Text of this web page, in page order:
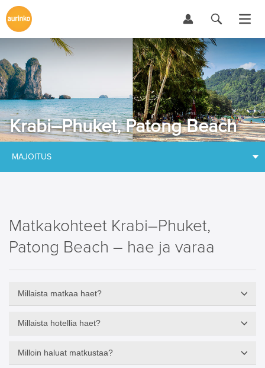
Krabi–Phuket, Patong Beach
MAJOITUS
Matkakohteet Krabi–Phuket,
Patong Beach – hae ja varaa
Millaista matkaa haet?
Millaista hotellia haet?
Milloin haluat matkustaa?